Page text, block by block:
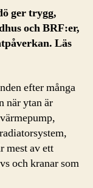
ger trygg,
och BRF:er,
Läs
efter många
när ytan är
mest av ett
och kranar som